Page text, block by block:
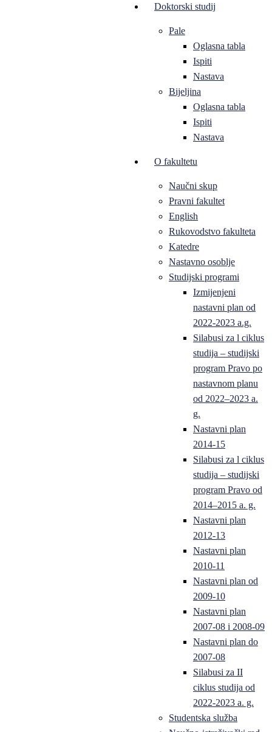
Doktorski studij
Pale
Oglasna tabla
Ispiti
Nastava
Bijeljina
Oglasna tabla
Ispiti
Nastava
O fakultetu
Naučni skup
Pravni fakultet
English
Rukovodstvo fakulteta
Katedre
Nastavno osoblje
Studijski programi
Izmijenjeni
nastavni plan od
2022-2023 a.g.
Silabusi za l ciklus
studija – studijski
program Pravo po
nastavnom planu
od 2022–2023 a.
g.
Nastavni plan
2014-15
Silabusi za l ciklus
studija – studijski
program Pravo od
2014–2015 a. g.
Nastavni plan
2012-13
Nastavni plan
2010-11
Nastavni plan od
2009-10
Nastavni plan
2007-08 i 2008-09
Nastavni plan do
2007-08
Silabusi za II
ciklus studija od
2022-2023 a. g.
Studentska služba